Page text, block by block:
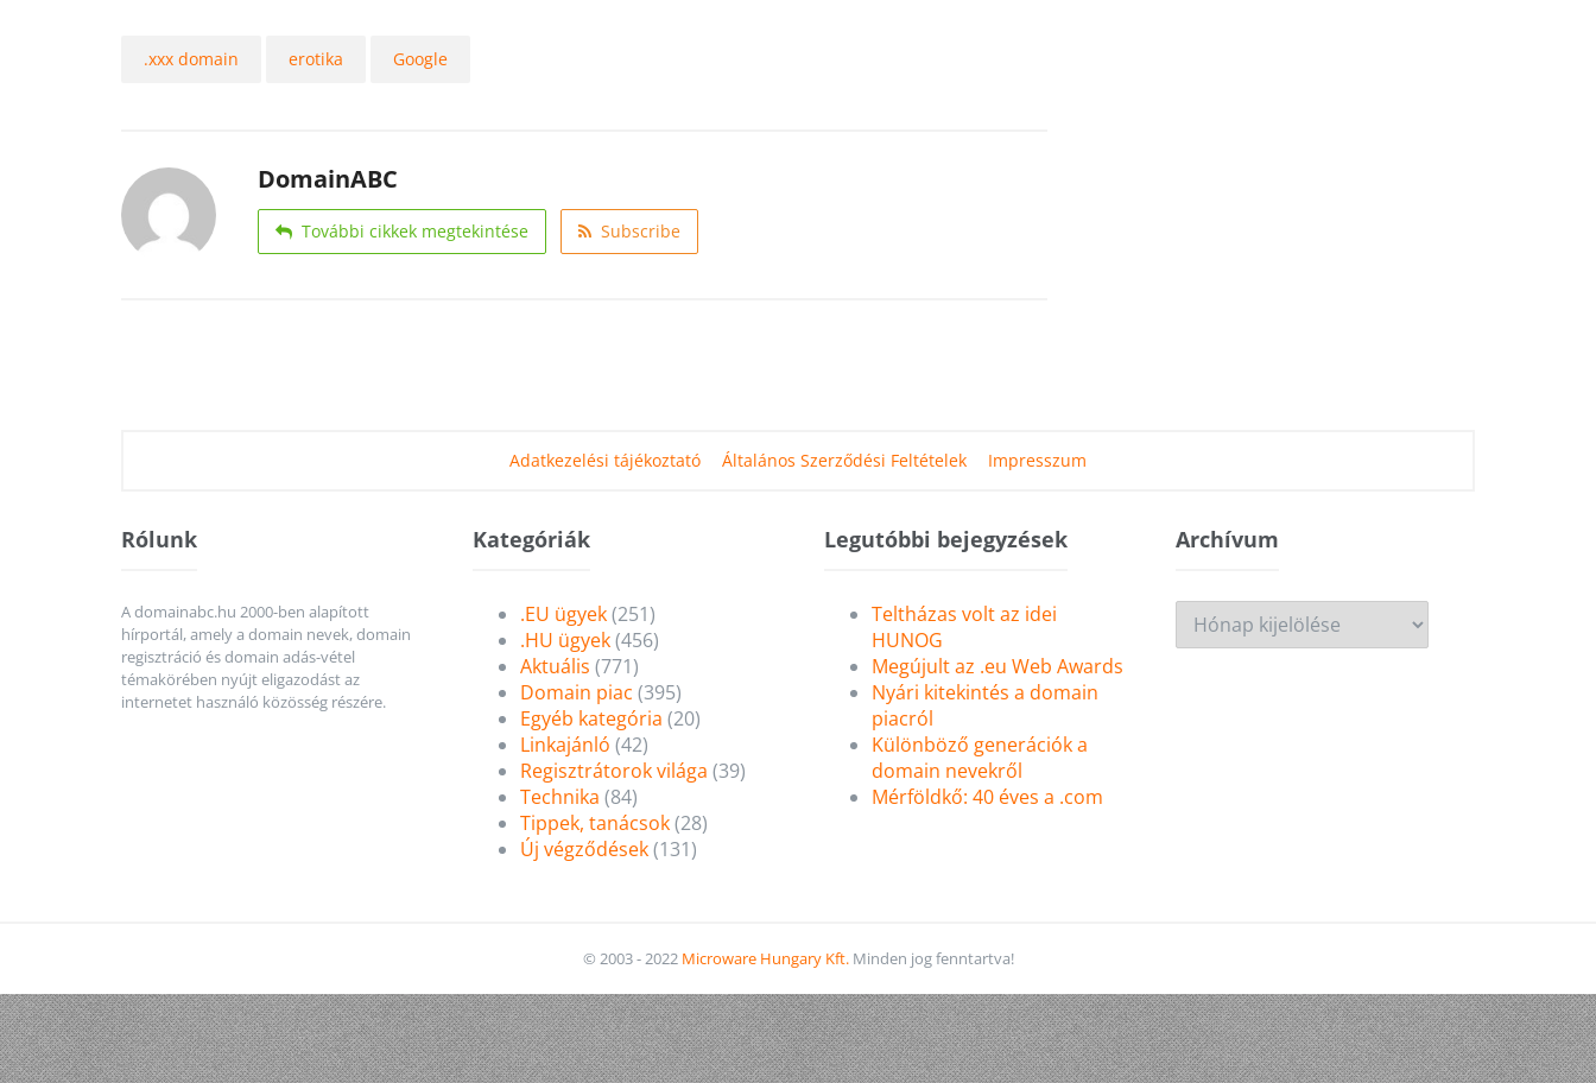
.xxx domain erotika Google
DomainABC
További cikkek megtekintése Subscribe
Adatkezelési tájékoztató Általános Szerződési Feltételek Impresszum
Rólunk
A domainabc.hu 2000-ben alapított
hírportál, amely a domain nevek, domain
regisztráció és domain adás-vétel
témakörében nyújt eligazodást az
internetet használó közösség részére.
Kategóriák
.EU ügyek(251)
.HU ügyek(456)
Aktuális (771)
Domain piac (395)
Egyéb kategória (20)
Linkajánló (42)
Regisztrátorok világa (39)
Technika (84)
Tippek, tanácsok(28)
Új végződések(131)
Legutóbbi bejegyzések
Teltházas volt az idei
HUNOG
Megújult az .eu Web Awards
Nyári kitekintés a domain
piacról
Különböző generációk a
domain nevekről
Mérföldkő: 40 éves a .com
ArchívumArchívum
© 2003 - 2022 Microware Hungary Kft.Minden jog fenntartva!